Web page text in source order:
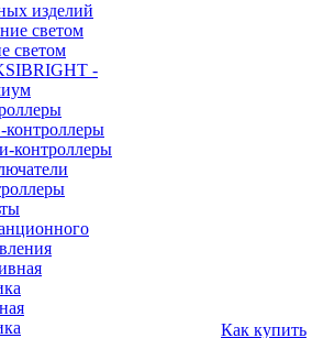
изделий
светом
-
контроллеры
контроллеры
Как купить